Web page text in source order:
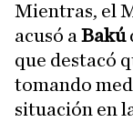
Mientras, el
acusó a Bakú
que destacó
tomando
situación en